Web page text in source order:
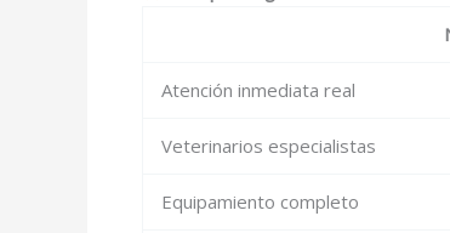
Atención inmediata real
Veterinarios especialistas
Equipamiento completo